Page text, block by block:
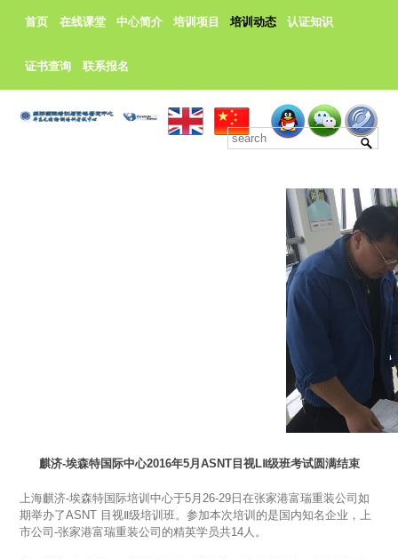
首页 在线课堂 中心简介 培训项目 培训动态 认证知识
证书查询 联系报名
麒济-埃森特国际中心2016年5月ASNT目视LⅡ级班考试圆满结束
上海麒济-埃森特国际培训中心于5月26-29 日在张家港富瑞重装公司如
期举办了ASNT 目视Ⅱ级培训班。参加本次培训的是国内知名企业，上
市公司-张家港富瑞重装公司的精英学员共14人。